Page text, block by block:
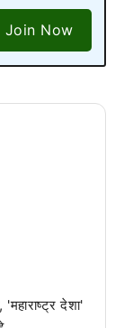
Join Now
'महाराष्ट्र देशा'